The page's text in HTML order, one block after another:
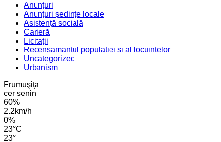
Anunțuri
Anunțuri ședințe locale
Asistență socială
Carieră
Licitații
Recensamantul populatiei si al locuintelor
Uncategorized
Urbanism
Frumuşiţa
cer senin
60%
2.2km/h
0%
23°C
23°